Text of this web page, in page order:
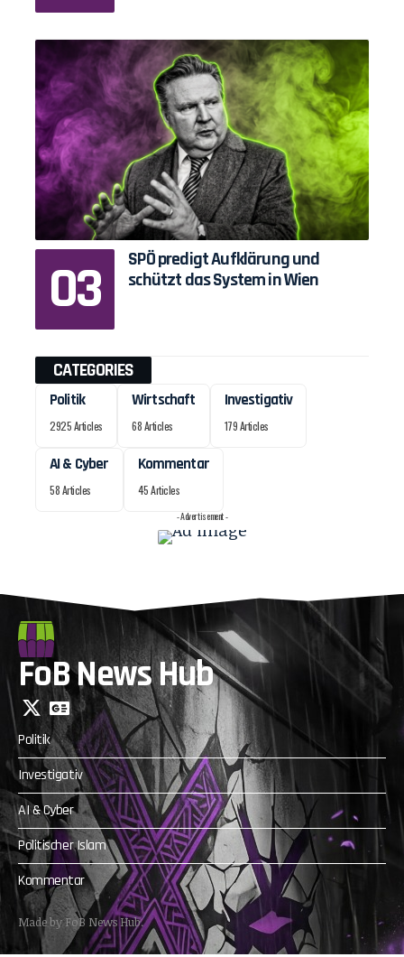
SPÖ predigt Aufklärung und
schützt das System in Wien
CATEGORIES
Politik
2925 Articles
Wirtschaft
68 Articles
Investigativ
179 Articles
AI & Cyber
58 Articles
Kommentar
45 Articles
- Advertisement -
FoB News Hub
Politik
Investigativ
AI & Cyber
Politischer Islam
Kommentar
Made by FoB News Hub.